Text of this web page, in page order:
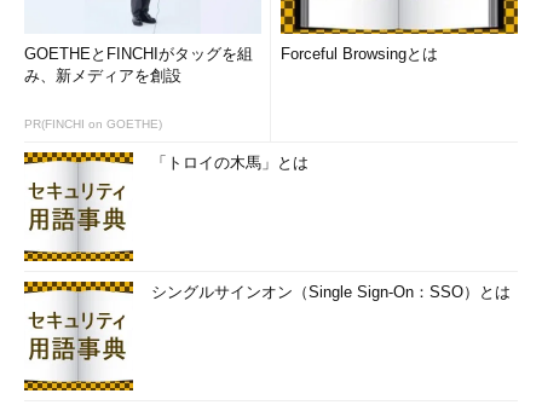
GOETHEとFINCHIがタッグを組
み、新メディアを創設
PR(FINCHI on GOETHE)
Forceful Browsingとは
「トロイの木馬」とは
シングルサインオン（Single Sign-On：SSO）とは